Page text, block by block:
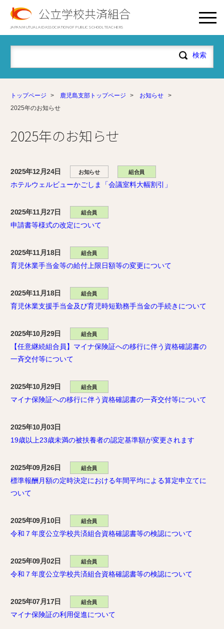
公立学校共済組合
JAPAN MUTUAL AID ASSOCIATION OF PUBLIC SCHOOL TEACHERS
トップページ > 鹿児島支部トップページ > お知らせ
>
2025年のお知らせ
2025年のお知らせ
2025年12月24日 お知らせ 組合員
ホテルウェルビューかごしま「会議室料大幅割引」
2025年11月27日 組合員
申請書等様式の改定について
2025年11月18日 組合員
育児休業手当金等の給付上限日額等の変更について
2025年11月18日 組合員
育児休業支援手当金及び育児時短勤務手当金の手続きについて
2025年10月29日 組合員
【任意継続組合員】マイナ保険証への移行に伴う資格確認書の
一斉交付等について
2025年10月29日 組合員
マイナ保険証への移行に伴う資格確認書の一斉交付等について
2025年10月03日
19歳以上23歳未満の被扶養者の認定基準額が変更されます
2025年09月26日 組合員
標準報酬月額の定時決定における年間平均による算定申立てに
ついて
2025年09月10日 組合員
令和７年度公立学校共済組合資格確認書等の検認について
2025年09月02日 組合員
令和７年度公立学校共済組合資格確認書等の検認について
2025年07月17日 組合員
マイナ保険証の利用促進について